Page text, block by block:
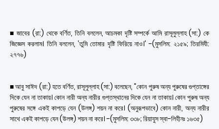
■ জাবের (রা:) থেকে বর্ণিত, তিনি বললেন, আচমকা দৃষ্টি সম্পর্কে আমি রাসূলুল্লাহ (সা:) কে
জিজ্ঞেস করলাম। তিনি বললেন, 'তুমি তোমার দৃষ্টি ফিরিয়ে নাও।' -(মুসলিম: ২১৫৯; তিরমিযী:
২৭৭৬)
■ আবু সাঈদ (রা:) হতে বর্ণিত, রাসূলুল্লাহ (সা:) বলেছেন, "কোন পুরুষ অন্য পুরুষের গুপ্তাঙ্গের
দিকে যেন না তাকায়। কোন নারী অন্য নারীর গুপ্তস্থানের দিকে যেন না তাকায়। কোন পুরুষ অন্য
পুরুষের সঙ্গে একই কাপড়ে যেন (উলঙ্গ) শয়ন না করে। (অনুরূপভাবে) কোন নারী, অন্য নারীর
সাথে একই কাপড়ে যেন (উলঙ্গ) শয়ন না করে। -(মুসলিম: ৩৩৮; রিয়াযুস স্বা-লিহীনঃ ১৬৩৫)